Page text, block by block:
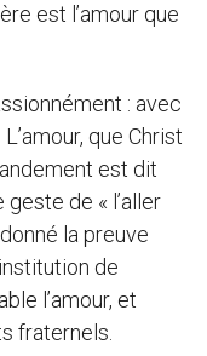
est l’amour que
: avec
que Christ
est dit
de « l’aller
la preuve
de
l’amour, et
fraternels.